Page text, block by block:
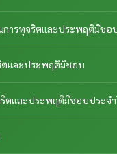
การทุจริตและประพฤติมิชอ
ตและประพฤติมิชอบ
ริตและประพฤติมิชอบประจ